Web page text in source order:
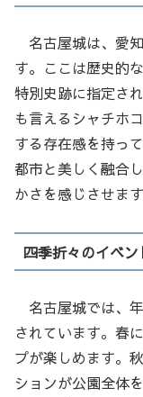
名古屋城は、愛
す。ここは歴史的
特別史跡に指定さ
も言えるシャチホ
する存在感を持っ
都市と美しく融合
かさを感じさせます
四季折々のイベン
名古屋城では、
されています。春
プが楽しめます。
ションが公園全体